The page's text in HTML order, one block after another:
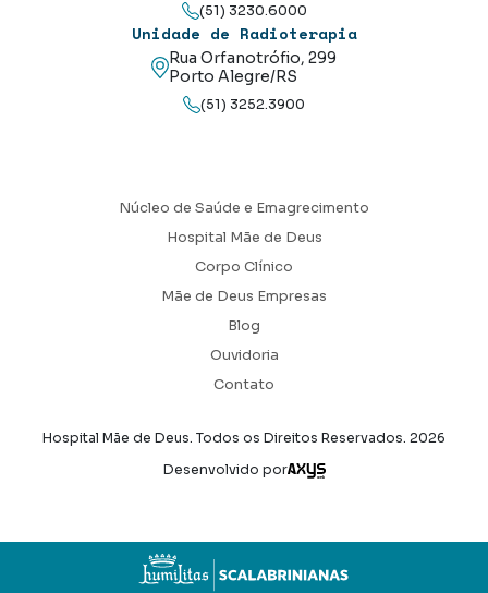
(51) 3230.6000
Unidade de Radioterapia
Rua Orfanotrófio, 299
Porto Alegre/RS
(51) 3252.3900
Núcleo de Saúde e Emagrecimento
Hospital Mãe de Deus
Corpo Clínico
Mãe de Deus Empresas
Blog
Ouvidoria
Contato
Hospital Mãe de Deus. Todos os Direitos Reservados. 2026
Desenvolvido por
Axysweb